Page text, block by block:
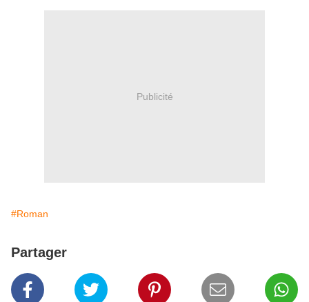
Publicité
#Roman
Partager